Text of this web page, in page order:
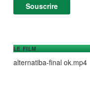
Souscrire
LE FILM
alternatiba-final ok.mp4